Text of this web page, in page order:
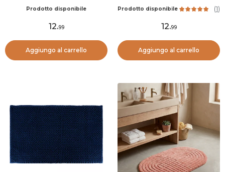
Prodotto disponibile
12.99
Aggiungo al carrello
Verde eucalipto
Prodotto disponibile (1)
12.99
Aggiungo al carrello